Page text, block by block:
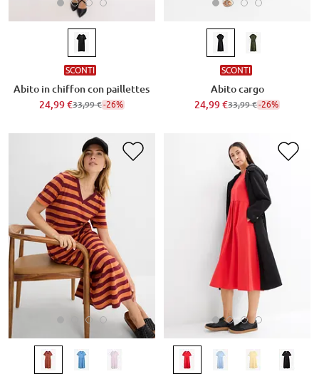
SCONTI
Abito in chiffon con paillettes
24,99 €33,99 €-26%
SCONTI
Abito cargo
24,99 €33,99 €-26%